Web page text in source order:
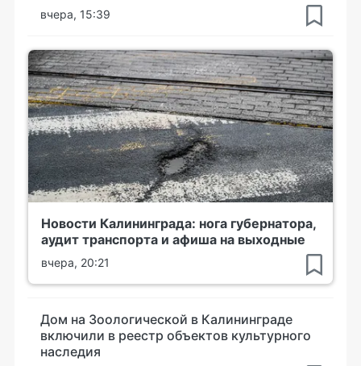
вчера, 15:39
Новости Калининграда: нога губернатора,
аудит транспорта и афиша на выходные
вчера, 20:21
Дом на Зоологической в Калининграде
включили в реестр объектов культурного
наследия